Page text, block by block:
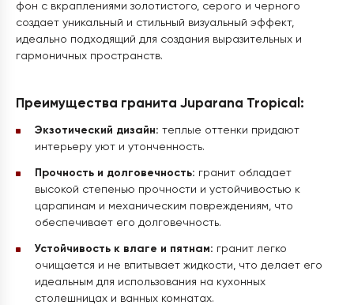
фон с вкраплениями золотистого, серого и черного
создает уникальный и стильный визуальный эффект,
идеально подходящий для создания выразительных и
гармоничных пространств.
Преимущества гранита Juparana Tropical:
Экзотический дизайн: теплые оттенки придают
интерьеру уют и утонченность.
Прочность и долговечность: гранит обладает
высокой степенью прочности и устойчивостью к
царапинам и механическим повреждениям, что
обеспечивает его долговечность.
Устойчивость к влаге и пятнам: гранит легко
очищается и не впитывает жидкости, что делает его
идеальным для использования на кухонных
столешницах и ванных комнатах.